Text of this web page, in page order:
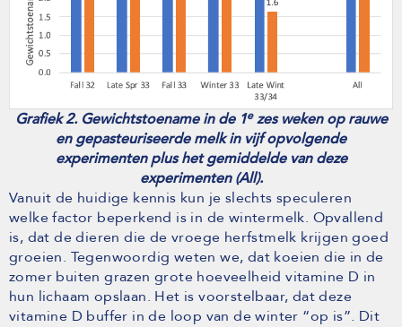
Grafiek 2. Gewichtstoename in de 1ezes weken op rauwe
en gepasteuriseerde melk in vijf opvolgende
experimenten plus het gemiddelde van deze
experimenten (All).
Vanuit de huidige kennis kun je slechts speculeren
welke factor beperkend is in de wintermelk. Opvallend
is, dat de dieren die de vroege herfstmelk krijgen goed
groeien. Tegenwoordig weten we, dat koeien die in de
zomer buiten grazen grote hoeveelheid vitamine D in
hun lichaam opslaan. Het is voorstelbaar, dat deze
vitamine D buffer in de loop van de winter “op is”. Dit